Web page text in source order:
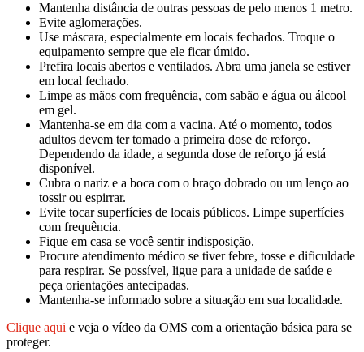
Mantenha distância de outras pessoas de pelo menos 1 metro.
Evite aglomerações.
Use máscara, especialmente em locais fechados. Troque o
equipamento sempre que ele ficar úmido.
Prefira locais abertos e ventilados. Abra uma janela se estiver
em local fechado.
Limpe as mãos com frequência, com sabão e água ou álcool
em gel.
Mantenha-se em dia com a vacina. Até o momento, todos
adultos devem ter tomado a primeira dose de reforço.
Dependendo da idade, a segunda dose de reforço já está
disponível.
Cubra o nariz e a boca com o braço dobrado ou um lenço ao
tossir ou espirrar.
Evite tocar superfícies de locais públicos. Limpe superfícies
com frequência.
Fique em casa se você sentir indisposição.
Procure atendimento médico se tiver febre, tosse e dificuldade
para respirar. Se possível, ligue para a unidade de saúde e
peça orientações antecipadas.
Mantenha-se informado sobre a situação em sua localidade.
Clique aqui e veja o vídeo da OMS com a orientação básica para se
proteger.